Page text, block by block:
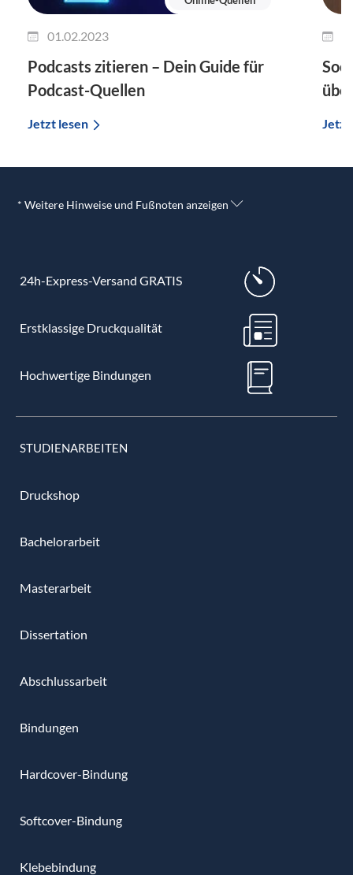
01.02.2023
Podcasts zitieren – Dein Guide für
Podcast-Quellen
Jetzt lesen
* Weitere Hinweise und Fußnoten anzeigen
24h-Express-Versand GRATIS
Erstklassige Druckqualität
Hochwertige Bindungen
STUDIENARBEITEN
Druckshop
Bachelorarbeit
Masterarbeit
Dissertation
Abschlussarbeit
Bindungen
Hardcover-Bindung
Softcover-Bindung
Klebebindung